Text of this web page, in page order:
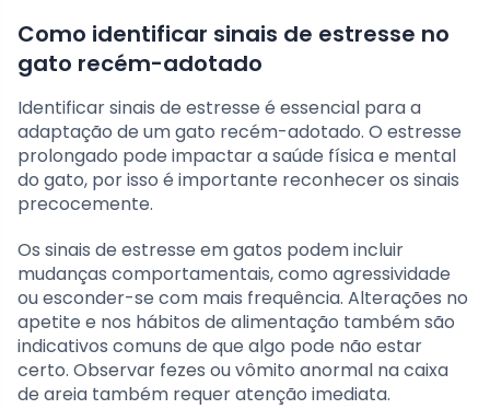
Como identificar sinais de estresse no
gato recém-adotado
Identificar sinais de estresse é essencial para a
adaptação de um gato recém-adotado. O estresse
prolongado pode impactar a saúde física e mental
do gato, por isso é importante reconhecer os sinais
precocemente.
Os sinais de estresse em gatos podem incluir
mudanças comportamentais, como agressividade
ou esconder-se com mais frequência. Alterações no
apetite e nos hábitos de alimentação também são
indicativos comuns de que algo pode não estar
certo. Observar fezes ou vômito anormal na caixa
de areia também requer atenção imediata.